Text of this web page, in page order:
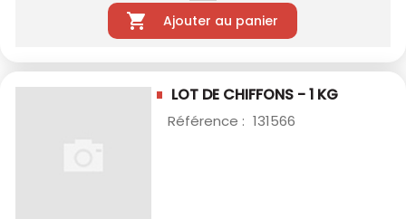
Ajouter au panier
LOT DE CHIFFONS - 1 KG
Référence : 131566